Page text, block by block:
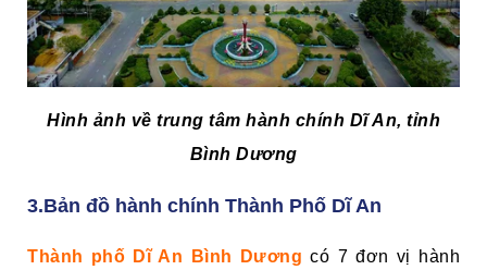
Hình ảnh về trung tâm hành chính Dĩ An, tỉnh
Bình Dương
3.Bản đồ hành chính Thành Phố Dĩ An
Thành phố Dĩ An Bình Dương có 7 đơn vị hành